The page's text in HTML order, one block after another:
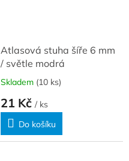
Atlasová stuha šíře 6 mm
/ světle modrá
Skladem (10 ks)
21 Kč / ks
Do košíku